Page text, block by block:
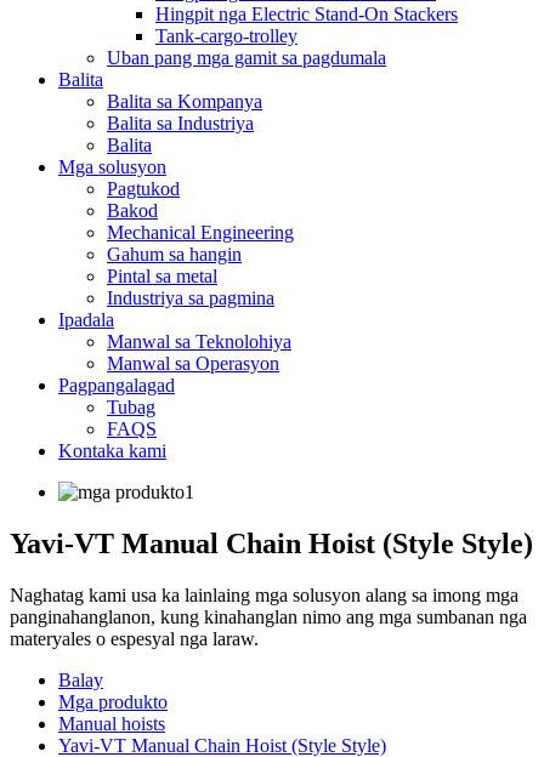
Hingpit nga Electric Stand-On Stackers
Tank-cargo-trolley
Uban pang mga gamit sa pagdumala
Balita
Balita sa Kompanya
Balita sa Industriya
Balita
Mga solusyon
Pagtukod
Bakod
Mechanical Engineering
Gahum sa hangin
Pintal sa metal
Industriya sa pagmina
Ipadala
Manwal sa Teknolohiya
Manwal sa Operasyon
Pagpangalagad
Tubag
FAQS
Kontaka kami
Yavi-VT Manual Chain Hoist (Style Style)
Naghatag kami usa ka lainlaing mga solusyon alang sa imong mga
panginahanglanon, kung kinahanglan nimo ang mga sumbanan nga
materyales o espesyal nga laraw.
Balay
Mga produkto
Manual hoists
Yavi-VT Manual Chain Hoist (Style Style)